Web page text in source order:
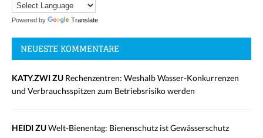
Powered by Translate
NEUESTE KOMMENTARE
KATY.ZWI ZU Rechenzentren: Weshalb Wasser-Konkurrenzen
und Verbrauchsspitzen zum Betriebsrisiko werden
HEIDI ZUWelt-Bienentag: Bienenschutz ist Gewässerschutz